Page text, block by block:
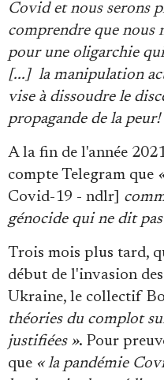
Covid et nous serons
comprendre que nous
pour une oligarchie
[...] la manipulation
vise à dissoudre le
propagande de la peur!
A la fin de l'année
compte Telegram que
Covid-19 - ndlr]
génocide qui ne dit
Trois mois plus tard,
début de l'invasion
Ukraine, le collectif
théories du complot
justifiées ». Pour
que « la pandémie